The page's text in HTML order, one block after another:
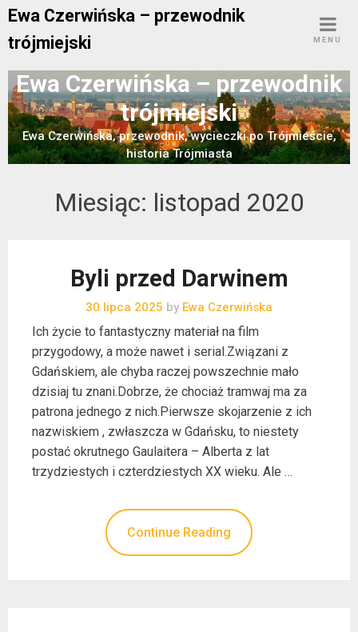
Skip
content
Ewa Czerwińska – przewodnik
trójmiejski
MENU
Ewa Czerwińska – przewodnik
trójmiejski
Ewa Czerwińska, przewodnik, wycieczki po Trójmieście,
historia Trójmiasta
Miesiąc: listopad 2020
Byli przed Darwinem
30 lipca 2025 by Ewa Czerwińska
Ich życie to fantastyczny materiał na film
przygodowy, a może nawet i serial.Związani z
Gdańskiem, ale chyba raczej powszechnie mało
dzisiaj tu znani.Dobrze, że chociaż tramwaj ma za
patrona jednego z nich.Pierwsze skojarzenie z ich
nazwiskiem , zwłaszcza w Gdańsku, to niestety
postać okrutnego Gaulaitera – Alberta z lat
trzydziestych i czterdziestych XX wieku. Ale …
Continue Reading